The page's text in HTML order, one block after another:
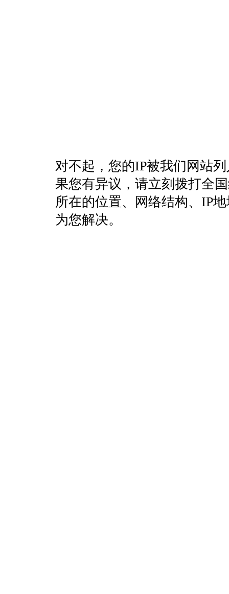
对不起，您的IP被我们网站
果您有异议，请立刻拨打全
所在的位置、网络结构、IP
为您解决。